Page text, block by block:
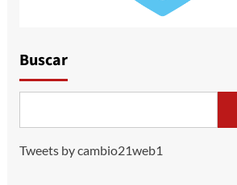
Buscar
Tweets by cambio21web1